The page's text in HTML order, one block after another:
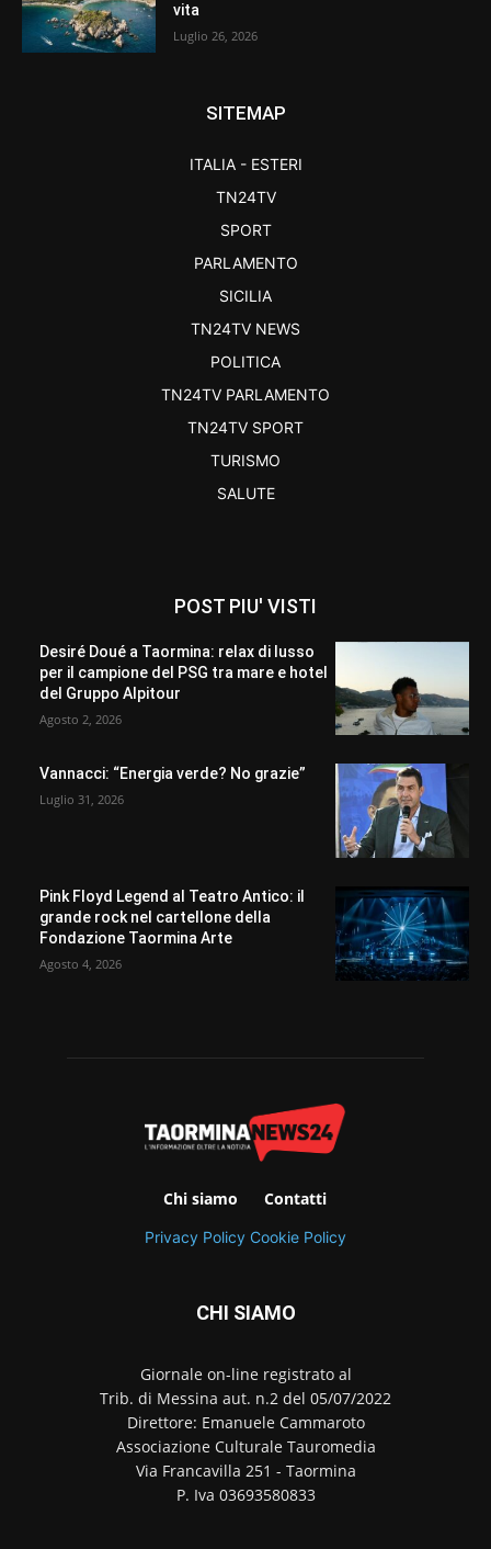
vita
Luglio 26, 2026
SITEMAP
ITALIA - ESTERI
TN24TV
SPORT
PARLAMENTO
SICILIA
TN24TV NEWS
POLITICA
TN24TV PARLAMENTO
TN24TV SPORT
TURISMO
SALUTE
POST PIU' VISTI
Desiré Doué a Taormina: relax di lusso
per il campione del PSG tra mare e hotel
del Gruppo Alpitour
Agosto 2, 2026
Vannacci: “Energia verde? No grazie”
Luglio 31, 2026
Pink Floyd Legend al Teatro Antico: il
grande rock nel cartellone della
Fondazione Taormina Arte
Agosto 4, 2026
Chi siamo Contatti
Privacy Policy Cookie Policy
CHI SIAMO
Giornale on-line registrato al
Trib. di Messina aut. n.2 del 05/07/2022
Direttore: Emanuele Cammaroto
Associazione Culturale Tauromedia
Via Francavilla 251 - Taormina
P. Iva 03693580833